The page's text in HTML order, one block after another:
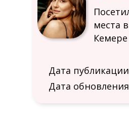
Дата
Дата
места
Кемере